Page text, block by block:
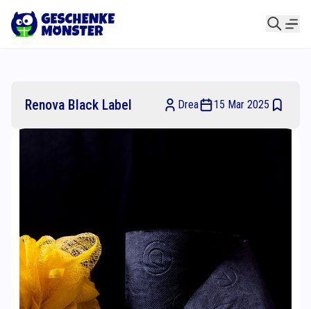
Renova Black Label Drea 15 Mar 2025